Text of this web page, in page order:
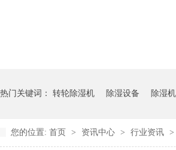
热门关键词： 转轮除湿机 除湿设备 除湿
您的位置: 首页 > 资讯中心 > 行业资讯 >